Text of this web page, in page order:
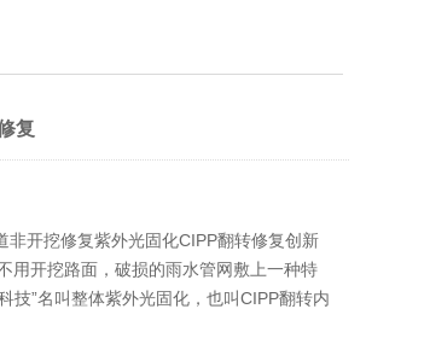
复
开挖修复紫外光固化CIPP翻转修复创新
用开挖路面，破损的雨水管网敷上一种特
技”名叫整体紫外光固化，也叫CIPP翻转内